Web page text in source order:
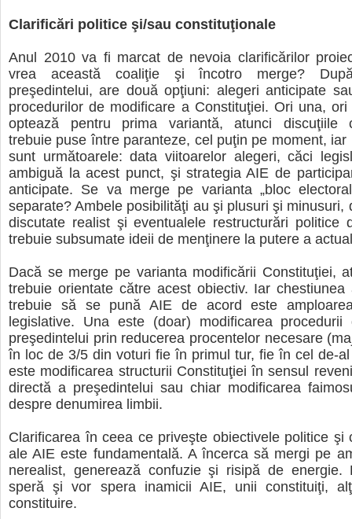
Clarificări politice şi/sau constituţionale
Anul 2010 va fi marcat de nevoia clarificărilor
vrea această coaliţie şi încotro merge?
preşedintelui, are două opţiuni: alegeri anticipate
procedurilor de modificare a Constituţiei. Ori una,
optează pentru prima variantă, atunci discuţiile
trebuie puse între paranteze, cel puţin pe moment, iar
sunt următoarele: data viitoarelor alegeri, căci
ambiguă la acest punct, şi strategia AIE de
anticipate. Se va merge pe varianta „bloc
separate? Ambele posibilităţi au şi plusuri şi minusuri,
discutate realist şi eventualele restructurări politice
trebuie subsumate ideii de menţinere la putere a
Dacă se merge pe varianta modificării Constituţiei,
trebuie orientate către acest obiectiv. Iar chestiunea
trebuie să se pună AIE de acord este
legislative. Una este (doar) modificarea
preşedintelui prin reducerea procentelor necesare
în loc de 3/5 din voturi fie în primul tur, fie în cel de-
este modificarea structurii Constituţiei în sensul
directă a preşedintelui sau chiar modificarea
despre denumirea limbii.
Clarificarea în ceea ce priveşte obiectivele politice şi
ale AIE este fundamentală. A încerca să mergi pe
nerealist, generează confuzie şi risipă de energie.
speră şi vor spera inamicii AIE, unii constituiţi,
constituire.